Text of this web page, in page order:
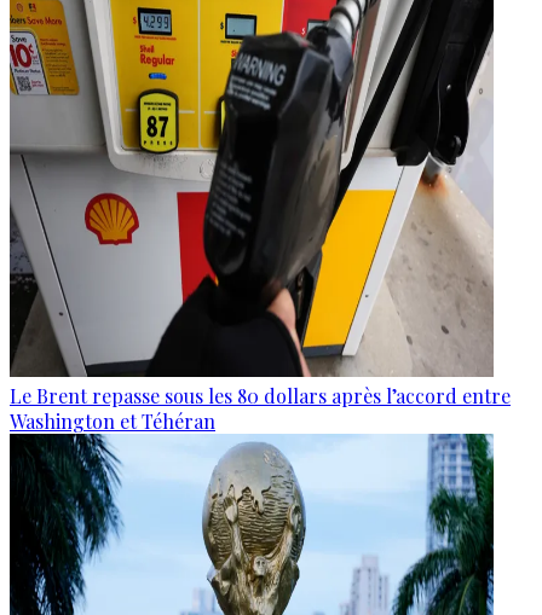
Le Brent repasse sous les 80 dollars après l’accord entre
Washington et Téhéran